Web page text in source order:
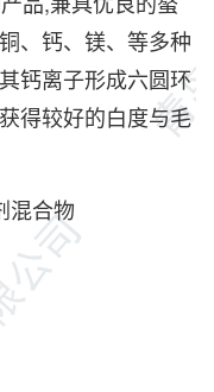
、钙、镁、等多种
钙离子形成六圆环
得较好的白度与毛
混合物